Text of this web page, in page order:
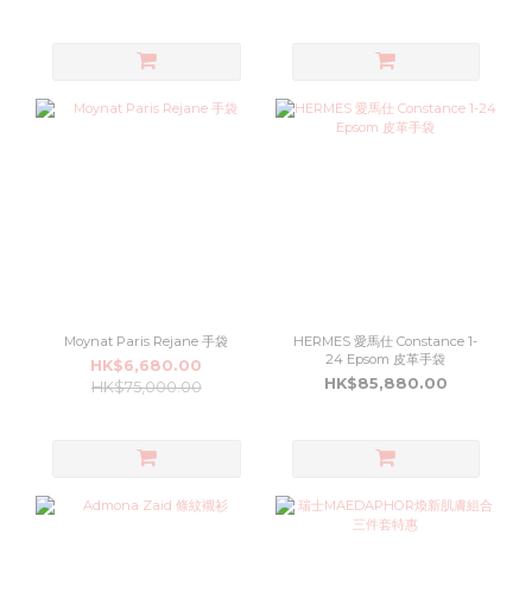
Moynat Paris Rejane 手袋
HK$6,680.00
HK$75,000.00
HERMES 愛馬仕 Constance 1-
24 Epsom 皮革手袋
HK$85,880.00